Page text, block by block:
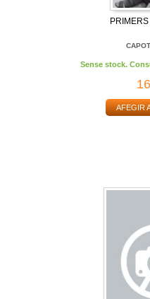
Sense stock.
AFEGIR